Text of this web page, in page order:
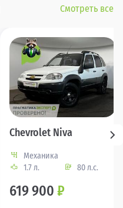
Смотреть все
Chevrolet Niva
Механика
1.7 л.
80 л.с.
619 900 ₽